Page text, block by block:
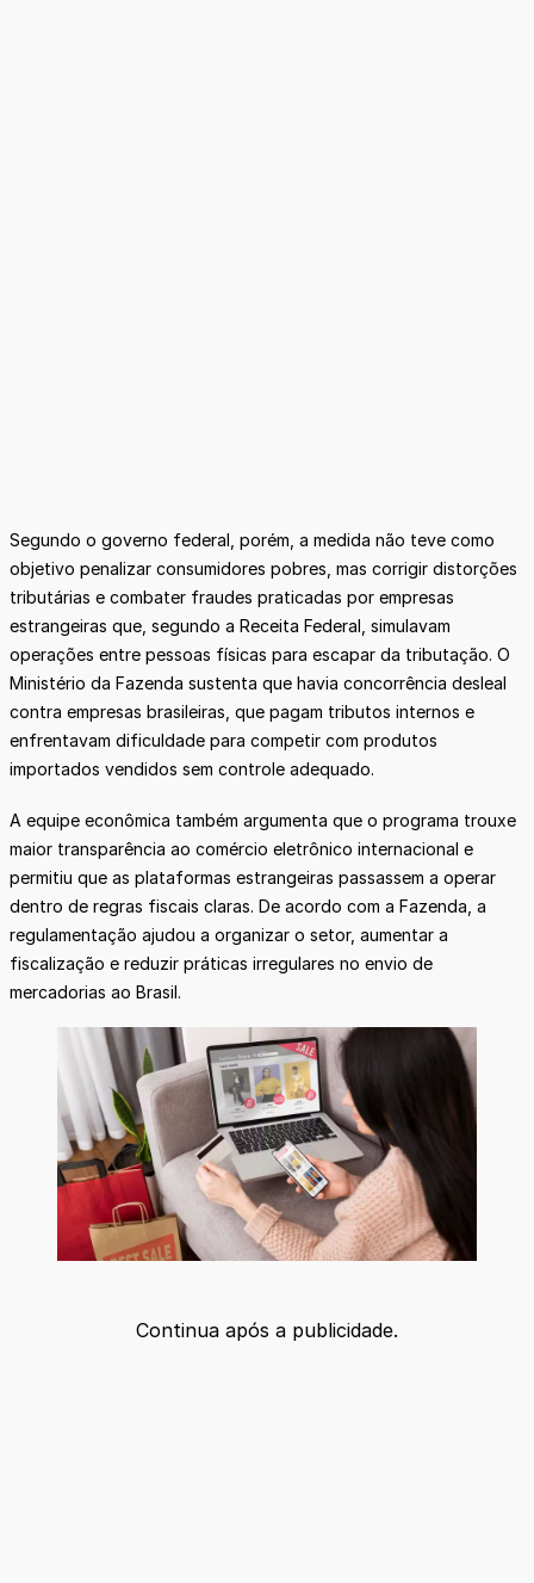
Segundo o governo federal, porém, a medida não teve como
objetivo penalizar consumidores pobres, mas corrigir distorções
tributárias e combater fraudes praticadas por empresas
estrangeiras que, segundo a Receita Federal, simulavam
operações entre pessoas físicas para escapar da tributação. O
Ministério da Fazenda sustenta que havia concorrência desleal
contra empresas brasileiras, que pagam tributos internos e
enfrentavam dificuldade para competir com produtos
importados vendidos sem controle adequado.
A equipe econômica também argumenta que o programa trouxe
maior transparência ao comércio eletrônico internacional e
permitiu que as plataformas estrangeiras passassem a operar
dentro de regras fiscais claras. De acordo com a Fazenda, a
regulamentação ajudou a organizar o setor, aumentar a
fiscalização e reduzir práticas irregulares no envio de
mercadorias ao Brasil.
Continua após a publicidade.